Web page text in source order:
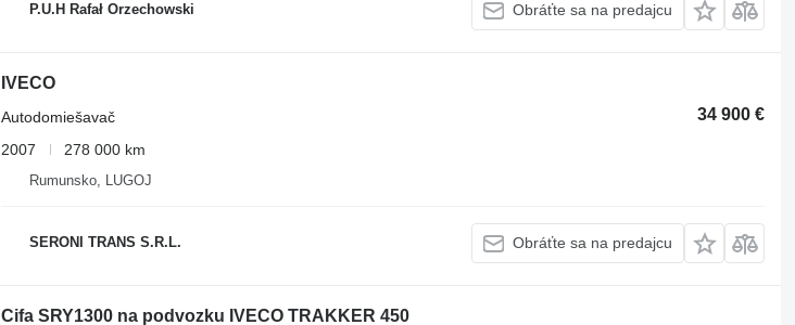
P.U.H Rafał Orzechowski Obráťte sa na predajcu
IVECO
34 900 €
Autodomiešavač
2007
278 000 km
Rumunsko, LUGOJ
SERONI TRANS S.R.L. Obráťte sa na predajcu
Cifa SRY1300 na podvozku IVECO TRAKKER 450